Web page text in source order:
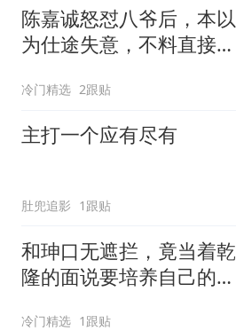
陈嘉诚怒怼八爷后，本以
为仕途失意，不料直接连
冷门精选 2跟贴
主打一个应有尽有
肚兜追影 1跟贴
和珅口无遮拦，竟当着乾
隆的面说要培养自己的势
冷门精选 1跟贴